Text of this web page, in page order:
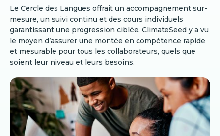
Le Cercle des Langues offrait un accompagnement sur-
mesure, un suivi continu et des cours individuels
garantissant une progression ciblée. ClimateSeed y a vu
le moyen d’assurer une montée en compétence rapide
et mesurable pour tous les collaborateurs, quels que
soient leur niveau et leurs besoins.